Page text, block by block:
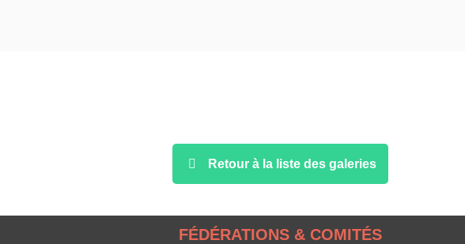
Retour à la liste des galeries
FÉDÉRATIONS & COMITÉS